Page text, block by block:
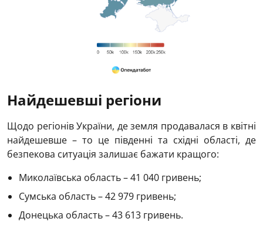
Найдешевші регіони
Щодо регіонів України, де земля продавалася в квітні
найдешевше – то це південні та східні області, де
безпекова ситуація залишає бажати кращого:
Миколаївська область – 41 040 гривень;
Сумська область – 42 979 гривень;
Донецька область – 43 613 гривень.